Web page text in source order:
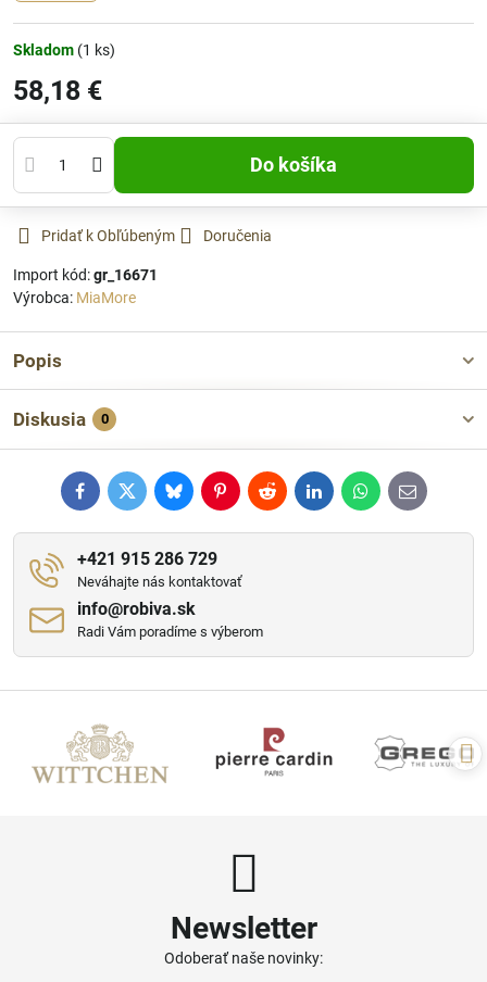
Skladom (1 ks)
58,18 €
Do košíka
Pridať k Obľúbeným Doručenia
Import kód:gr_16671
Výrobca: MiaMore
Popis
Diskusia 0
FacebookTwitterBlueskyPinterestRedditLinkedInWhatsApp
E-
mail
+421 915 286 729
Neváhajte nás kontaktovať
info​@robiva​.sk
Radi Vám poradíme s výberom
Newsletter
Odoberať naše novinky: